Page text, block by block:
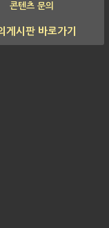
콘텐츠 문의
게시판 바로가기